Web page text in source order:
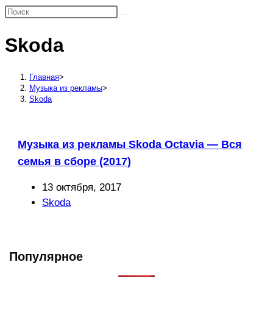
по
сайту
Skoda
Главная>
Музыка из рекламы>
Skoda
Музыка из рекламы Skoda Octavia — Вся
семья в сборе (2017)
Запись
опубликована:
13 октября, 2017
Рубрика
Skoda
Популярное